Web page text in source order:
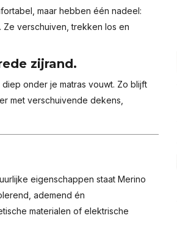
maar hebben één nadeel:
verschuiven, trekken los en
zijrand.
diep onder je matras vouwt. Zo blijft
met verschuivende dekens,
eigenschappen staat Merino
ademend én
materialen of elektrische